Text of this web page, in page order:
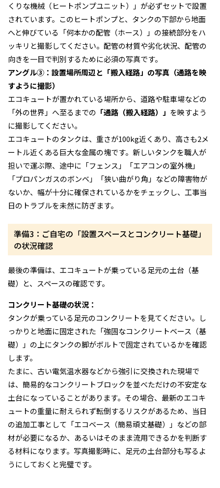
くりな機械（ヒートポンプユニット）」が必ずセットで設置
されています。このヒートポンプと、タンクの下部から地面
へと伸びている「何本かの配管（ホース）」の接続部分をハ
ッキリと撮影してください。配管の材質や劣化状況、配管の
向きを一目で判別するために必須の写真です。
アングル③：設置場所周辺と「搬入経路」の写真（通路を映
すように撮影）
エコキュートが置かれている場所から、道路や駐車場などの
「外の世界」へ至るまでの 「通路（搬入経路）」 を映すよう
に撮影してください。
エコキュートのタンクは、重さが100kg近くあり、高さも2メ
ートル近くある巨大な金属の塊です。新しいタンクを職人が
担いで運ぶ際、途中に「フェンス」「エアコンの室外機」
「プロパンガスのボンベ」「狭い曲がり角」などの障害物が
ないか、幅が十分に確保されているかをチェックし、工事当
日のトラブルを未然に防ぎます。
準備3：ご自宅の「設置スペースとコンクリート基礎」
の状況確認
最後の準備は、エコキュートが乗っている足元の土台（基
礎）と、スペースの確認です。
コンクリート基礎の状況：
タンクが乗っている足元のコンクリートを見てください。し
っかりと地面に固定された「強固なコンクリートベース（基
礎）」の上にタンクの脚がボルトで固定されているかを確認
します。
たまに、古い電気温水器などから強引に交換された現場で
は、簡易的なコンクリートブロックを並べただけの不安定な
土台になっていることがあります。その場合、最新のエコキ
ュートの重量に耐えられず転倒するリスクがあるため、当日
の追加工事として「エコベース（簡易頑丈基礎）」などの部
材が必要になるか、あるいはそのまま流用できるかを判断す
る材料になります。写真撮影時に、足元の土台部分も写るよ
うにしておくと完璧です。